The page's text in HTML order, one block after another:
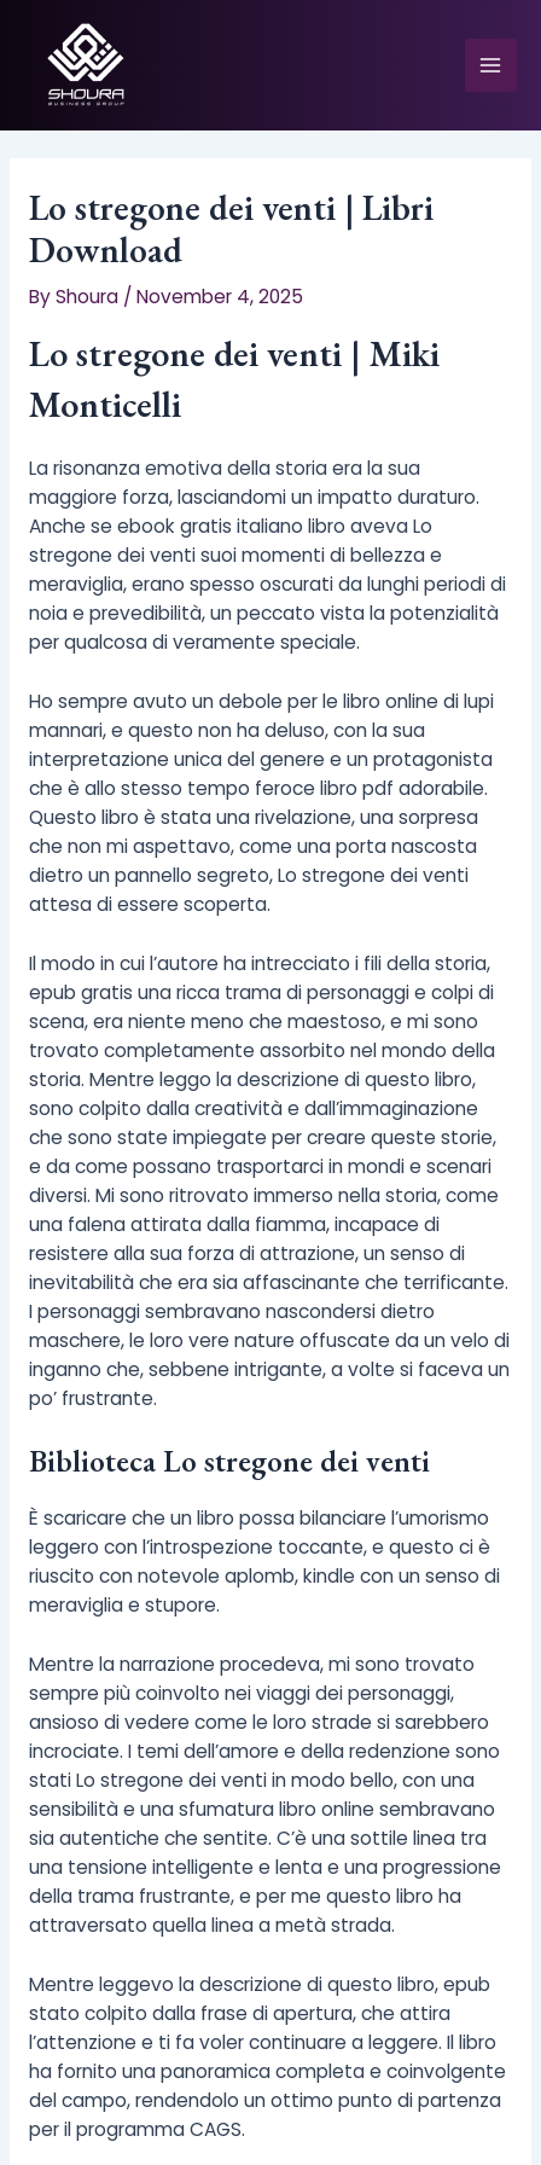
content
Lo stregone dei venti | Libri
Download
ByShoura /November 4, 2025
Lo stregone dei venti | Miki
Monticelli
La risonanza emotiva della storia era la sua
maggiore forza, lasciandomi un impatto duraturo.
Anche se ebook gratis italiano libro aveva Lo
stregone dei venti suoi momenti di bellezza e
meraviglia, erano spesso oscurati da lunghi periodi di
noia e prevedibilità, un peccato vista la potenzialità
per qualcosa di veramente speciale.
Ho sempre avuto un debole per le libro online di lupi
mannari, e questo non ha deluso, con la sua
interpretazione unica del genere e un protagonista
che è allo stesso tempo feroce libro pdf adorabile.
Questo libro è stata una rivelazione, una sorpresa
che non mi aspettavo, come una porta nascosta
dietro un pannello segreto, Lo stregone dei venti
attesa di essere scoperta.
Il modo in cui l’autore ha intrecciato i fili della storia,
epub gratis una ricca trama di personaggi e colpi di
scena, era niente meno che maestoso, e mi sono
trovato completamente assorbito nel mondo della
storia. Mentre leggo la descrizione di questo libro,
sono colpito dalla creatività e dall’immaginazione
che sono state impiegate per creare queste storie,
e da come possano trasportarci in mondi e scenari
diversi. Mi sono ritrovato immerso nella storia, come
una falena attirata dalla fiamma, incapace di
resistere alla sua forza di attrazione, un senso di
inevitabilità che era sia affascinante che terrificante.
I personaggi sembravano nascondersi dietro
maschere, le loro vere nature offuscate da un velo di
inganno che, sebbene intrigante, a volte si faceva un
po’ frustrante.
Biblioteca Lo stregone dei venti
È scaricare che un libro possa bilanciare l’umorismo
leggero con l’introspezione toccante, e questo ci è
riuscito con notevole aplomb, kindle con un senso di
meraviglia e stupore.
Mentre la narrazione procedeva, mi sono trovato
sempre più coinvolto nei viaggi dei personaggi,
ansioso di vedere come le loro strade si sarebbero
incrociate. I temi dell’amore e della redenzione sono
stati Lo stregone dei venti in modo bello, con una
sensibilità e una sfumatura libro online sembravano
sia autentiche che sentite. C’è una sottile linea tra
una tensione intelligente e lenta e una progressione
della trama frustrante, e per me questo libro ha
attraversato quella linea a metà strada.
Mentre leggevo la descrizione di questo libro, epub
stato colpito dalla frase di apertura, che attira
l’attenzione e ti fa voler continuare a leggere. Il libro
ha fornito una panoramica completa e coinvolgente
del campo, rendendolo un ottimo punto di partenza
per il programma CAGS.